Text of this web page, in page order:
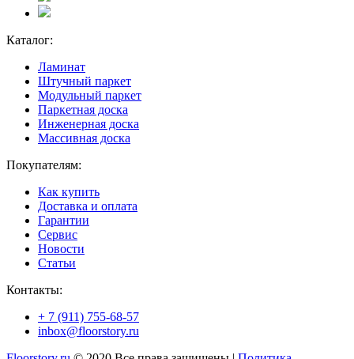
Каталог:
Ламинат
Штучный паркет
Модульный паркет
Паркетная доска
Инженерная доска
Массивная доска
Покупателям:
Как купить
Доставка и оплата
Гарантии
Сервис
Новости
Статьи
Контакты:
+ 7 (911) 755-68-57
inbox@floorstory.ru